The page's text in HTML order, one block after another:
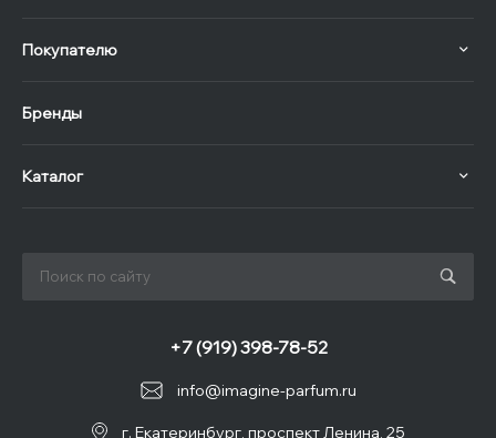
Покупателю
Бренды
Каталог
info@imagine-parfum.ru
+7 (919) 398-78-52
г. Екатеринбург, проспект Ленина, 25